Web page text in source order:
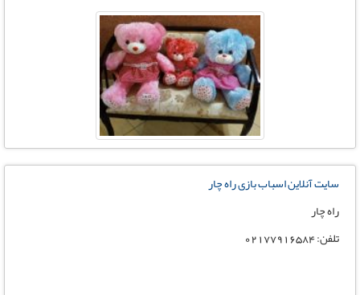
سایت آنلاین اسباب بازی راه چار
راه چار
تلفن: 02177916584